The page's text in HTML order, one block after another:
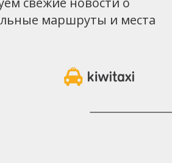
маршруты и места